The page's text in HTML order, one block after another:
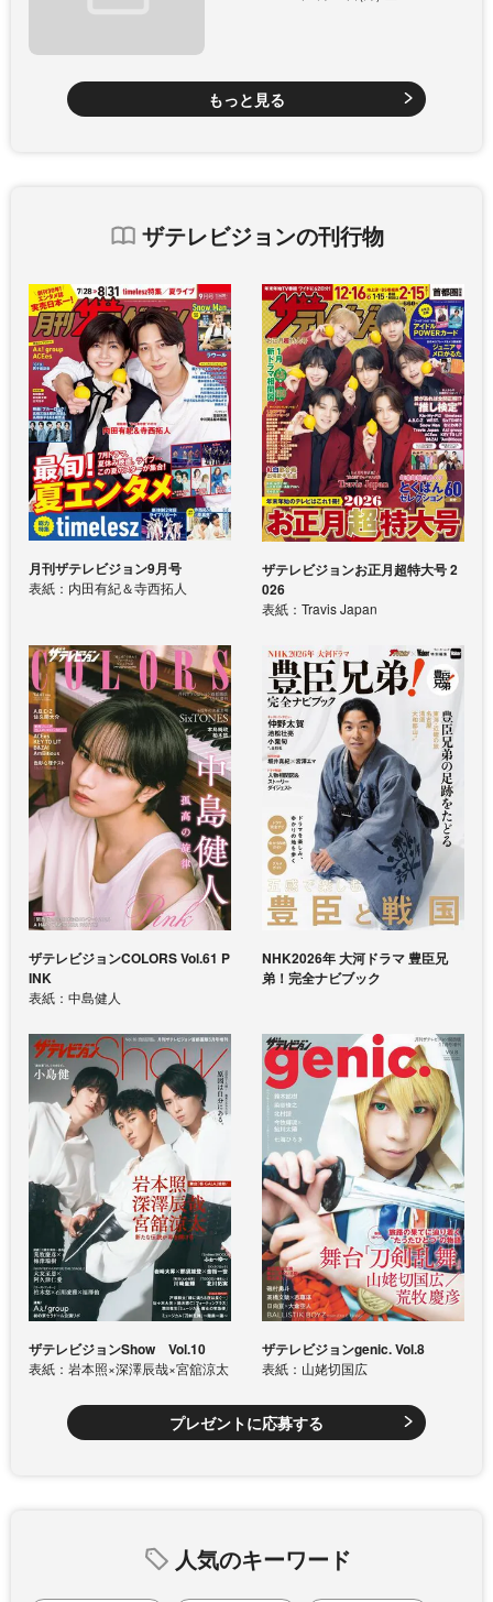
もっと見る
ザテレビジョンの刊行物
月刊ザテレビジョン9月号
表紙：内田有紀＆寺西拓人
ザテレビジョンお正月超特大号 2
026
表紙：Travis Japan
ザテレビジョンCOLORS Vol.61 P
INK
表紙：中島健人
NHK2026年 大河ドラマ 豊臣兄
弟！完全ナビブック
ザテレビジョンShow Vol.10
表紙：岩本照×深澤辰哉×宮舘涼太
ザテレビジョンgenic. Vol.8
表紙：山姥切国広
プレゼントに応募する
人気のキーワード